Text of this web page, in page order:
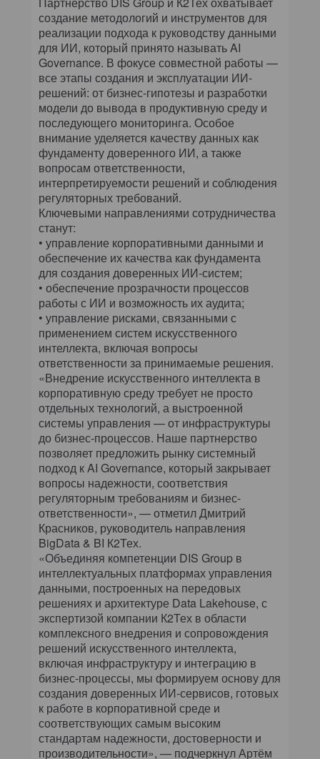
создание методологий и инструментов для
реализации подхода к руководству данными
для ИИ, который принято называть AI
Governance. В фокусе совместной работы —
все этапы создания и эксплуатации ИИ-
решений: от бизнес-гипотезы и разработки
модели до вывода в продуктивную среду и
последующего мониторинга. Особое
внимание уделяется качеству данных как
фундаменту доверенного ИИ, а также
вопросам ответственности,
интерпретируемости решений и соблюдения
регуляторных требований.
Ключевыми направлениями сотрудничества
станут:
• управление корпоративными данными и
обеспечение их качества как фундамента
для создания доверенных ИИ-систем;
• обеспечение прозрачности процессов
работы с ИИ и возможность их аудита;
• управление рисками, связанными с
применением систем искусственного
интеллекта, включая вопросы
ответственности за принимаемые решения.
«Внедрение искусственного интеллекта в
корпоративную среду требует не просто
отдельных технологий, а выстроенной
системы управления — от инфраструктуры
до бизнес-процессов. Наше партнерство
позволяет предложить рынку системный
подход к AI Governance, который закрывает
вопросы надежности, соответствия
регуляторным требованиям и бизнес-
ответственности», — отметил Дмитрий
Красников, руководитель направления
BigData & BI К2Тех.
«Объединяя компетенции DIS Group в
интеллектуальных платформах управления
данными, построенных на передовых
решениях и архитектуре Data Lakehouse, с
экспертизой компании К2Тех в области
комплексного внедрения и сопровождения
решений искусственного интеллекта,
включая инфраструктуру и интеграцию в
бизнес-процессы, мы формируем основу для
создания доверенных ИИ-сервисов, готовых
к работе в корпоративной среде и
соответствующих самым высоким
стандартам надежности, достоверности и
производительности», — подчеркнул Артём